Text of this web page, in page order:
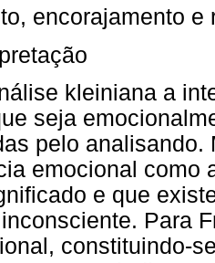
encorajamento e
kleiniana a
seja
pelo analisando.
emocional como
e que
Para
constituindo-